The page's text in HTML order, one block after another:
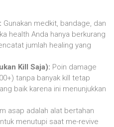
Gunakan medkit, bandage, dan
health Anda hanya berkurang
jumlah healing yang
Kill Saja): Poin damage
tanpa banyak kill tetap
baik karena ini menunjukkan
asap adalah alat bertahan
menutupi saat me-revive